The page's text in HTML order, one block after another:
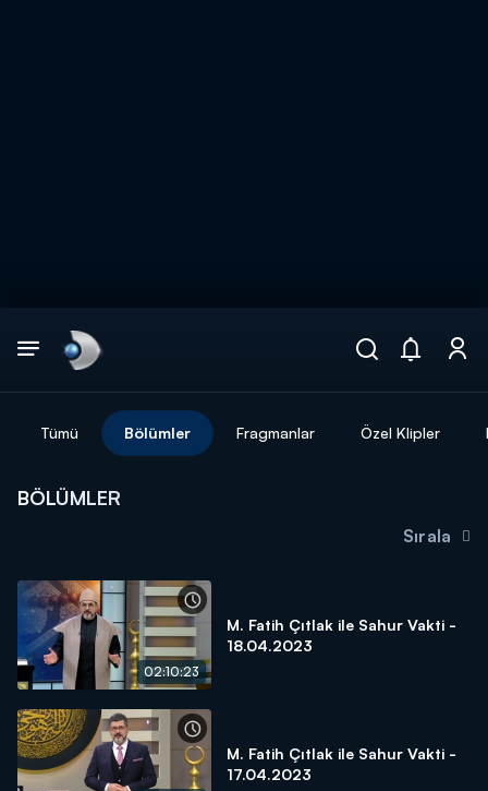
DİĞER SONUÇLAR
Tümü Bölümler Fragmanlar Özel Klipler
BÖLÜMLER
Sırala
02:10:23
M. Fatih Çıtlak ile Sahur Vakti -
18.04.2023
M. Fatih Çıtlak ile Sahur Vakti -
17.04.2023